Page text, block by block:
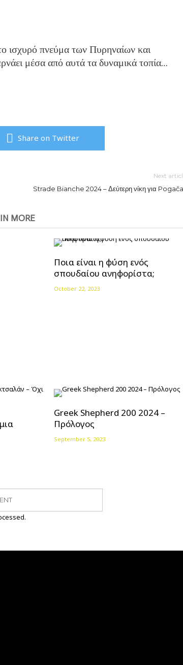
ισχυρό πνεύμα των Πυρηναίων και
μέσα από αυτά τα δυναμικά τοπία…
Share on Twitter
Next
Strade Bianche 2024 – Δεύτερη νίκη για
MORE
Ποια είναι η φύση ενός
σπουδαίου ανηφορίστα;
October 22, 2023
Greek Shepherd 200 2024 –
Πρόλογος
September 5, 2023